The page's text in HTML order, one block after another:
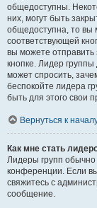
общедоступны.
них, могут быть
общедоступна, то вы
соответствующей
вы можете отправить
кнопке. Лидер
может спросить,
беспокойте лидера
быть для этого свои
Вернуться к
Как мне стать
Лидеры групп
конференции. Если
свяжитесь с
сообщение.